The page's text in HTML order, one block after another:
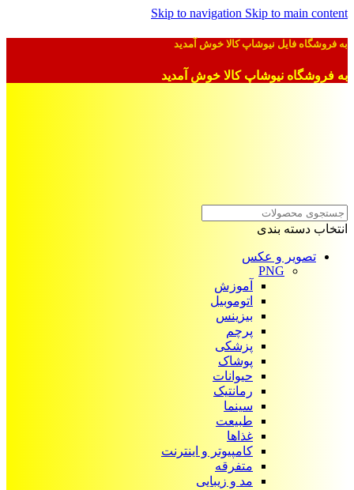
Skip to navigation Skip to main content
به فروشگاه فایل نیوشاپ کالا خوش آمدید
به فروشگاه نیوشاپ کالا خوش آمدید
انتخاب دسته بندی
تصویر و عکس
PNG
آموزش
اتوموبیل
بیزینس
پرچم
پزشکی
پوشاک
حیوانات
رمانتیک
سینما
طبیعت
غذاها
کامپیوتر و اینترنت
متفرقه
مد و زیبایی